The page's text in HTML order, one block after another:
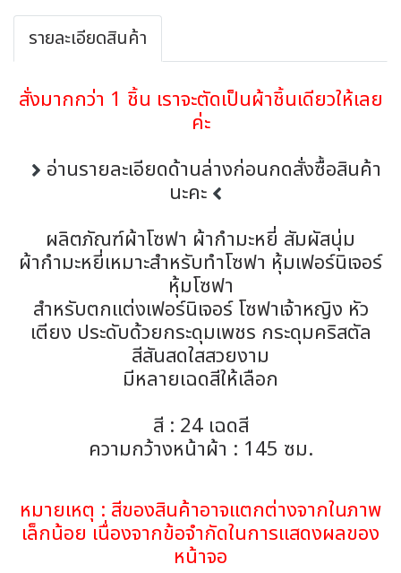
รายละเอียดสินค้า
สั่งมากกว่า 1 ชิ้น เราจะตัดเป็นผ้าชิ้นเดียวให้เลย
ค่ะ
อ่านรายละเอียดด้านล่างก่อนกดสั่งซื้อสินค้า
นะคะ
ผลิตภัณฑ์ผ้าโซฟา ผ้ากำมะหยี่ สัมผัสนุ่ม
ผ้ากำมะหยี่เหมาะสำหรับทำโซฟา หุ้มเฟอร์นิเจอร์
หุ้มโซฟา
สำหรับตกแต่งเฟอร์นิเจอร์ โซฟาเจ้าหญิง หัว
เตียง ประดับด้วยกระดุมเพชร กระดุมคริสตัล
สีสันสดใสสวยงาม
มีหลายเฉดสีให้เลือก
สี : 24 เฉดสี
ความกว้างหน้าผ้า : 145 ซม.
หมายเหตุ : สีของสินค้าอาจแตกต่างจากในภาพ
เล็กน้อย เนื่องจากข้อจำกัดในการแสดงผลของ
หน้าจอ